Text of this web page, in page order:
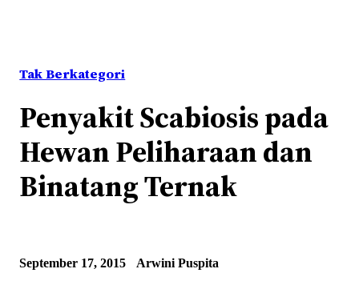
Tak Berkategori
Penyakit Scabiosis pada
Hewan Peliharaan dan
Binatang Ternak
September 17, 2015 Arwini Puspita